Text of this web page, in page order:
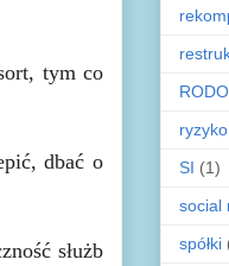
tym co
dbać o
służb
RODO
ryzyko
SI (1)
social
spółki